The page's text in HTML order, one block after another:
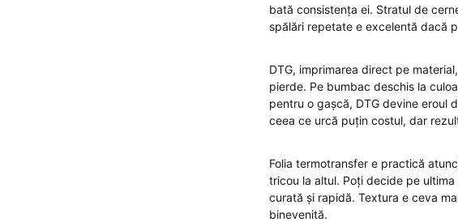
bată consistența ei. Stratul de
spălări repetate e excelentă dacă
DTG, imprimarea direct pe
pierde. Pe bumbac deschis la
pentru o gașcă, DTG devine eroul
ceea ce urcă puțin costul, dar
Folia termotransfer e practică
tricou la altul. Poți decide pe
curată și rapidă. Textura e ceva
binevenită.